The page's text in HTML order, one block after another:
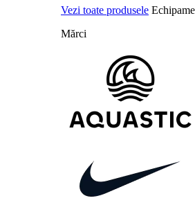
Vezi toate produsele
Mărci